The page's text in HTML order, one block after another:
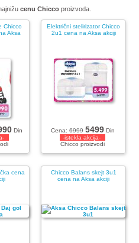
cenu Chicco proizvoda.
Chicco
Aksa
Din
Električni stelirizator Chicco
2u1 cena na Aksa akciji
Cena: 6999 5499 Din
-istekla akcija-
Chicco proizvodi
cena
Chicco Balans skejt 3u1
cena na Aksa akciji